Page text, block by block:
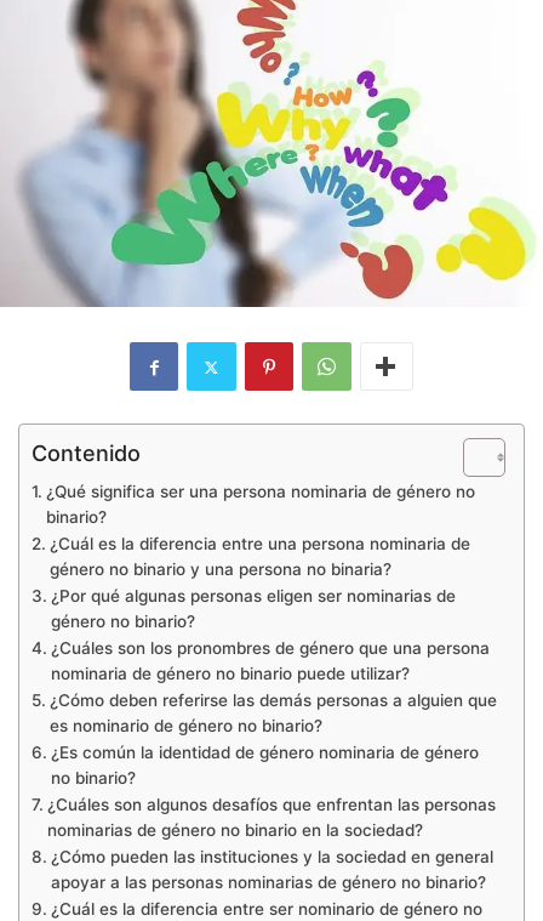
Contenido
¿Qué significa ser una persona nominaria de género no
binario?
¿Cuál es la diferencia entre una persona nominaria de
género no binario y una persona no binaria?
¿Por qué algunas personas eligen ser nominarias de
género no binario?
¿Cuáles son los pronombres de género que una persona
nominaria de género no binario puede utilizar?
¿Cómo deben referirse las demás personas a alguien que
es nominario de género no binario?
¿Es común la identidad de género nominaria de género
no binario?
¿Cuáles son algunos desafíos que enfrentan las personas
nominarias de género no binario en la sociedad?
¿Cómo pueden las instituciones y la sociedad en general
apoyar a las personas nominarias de género no binario?
¿Cuál es la diferencia entre ser nominario de género no